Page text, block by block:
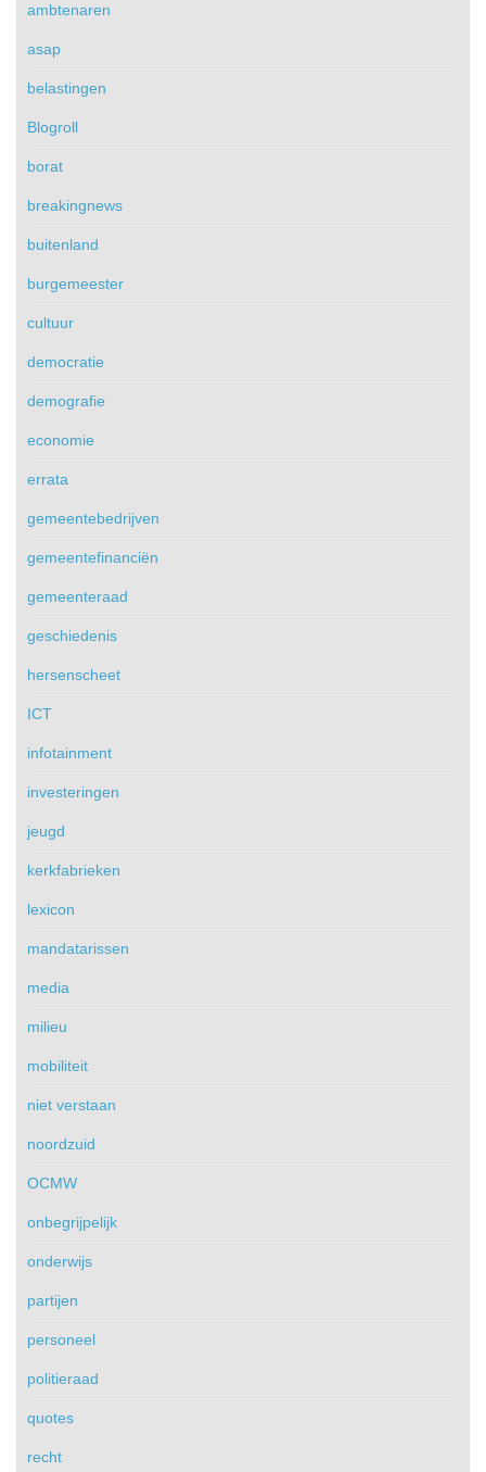
ambtenaren
asap
belastingen
Blogroll
borat
breakingnews
buitenland
burgemeester
cultuur
democratie
demografie
economie
errata
gemeentebedrijven
gemeentefinanciën
gemeenteraad
geschiedenis
hersenscheet
ICT
infotainment
investeringen
jeugd
kerkfabrieken
lexicon
mandatarissen
media
milieu
mobiliteit
niet verstaan
noordzuid
OCMW
onbegrijpelijk
onderwijs
partijen
personeel
politieraad
quotes
recht